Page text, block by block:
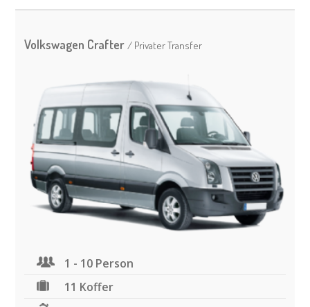
Volkswagen Crafter / Privater Transfer
1 - 10 Person
11 Koffer